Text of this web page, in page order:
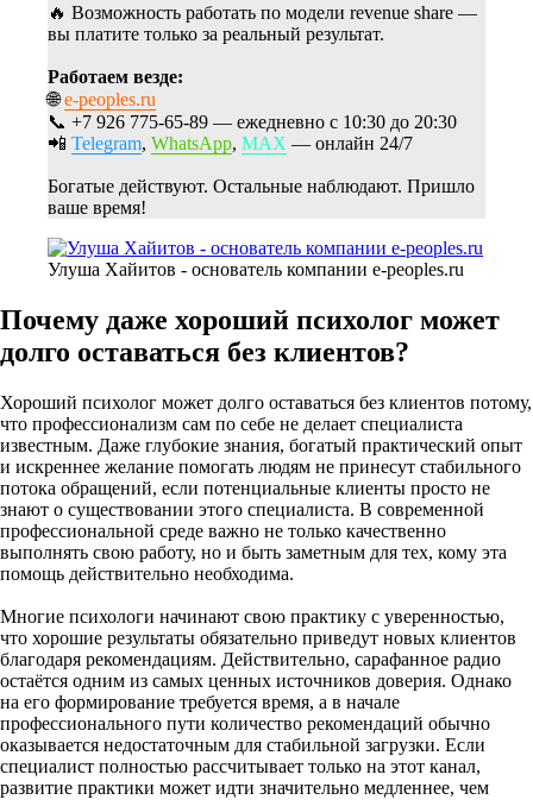
🔥 Возможность работать по модели revenue share —
вы платите только за реальный результат.
Работаем везде:
🌐e-peoples.ru
📞 +7 926 775-65-89 — ежедневно с 10:30 до 20:30
📲 Telegram, WhatsApp, MAX — онлайн 24/7
Богатые действуют. Остальные наблюдают. Пришло
ваше время!
Улуша Хайитов - основатель компании e-peoples.ru
Почему даже хороший психолог может
долго оставаться без клиентов?
Хороший психолог может долго оставаться без клиентов потому,
что профессионализм сам по себе не делает специалиста
известным. Даже глубокие знания, богатый практический опыт
и искреннее желание помогать людям не принесут стабильного
потока обращений, если потенциальные клиенты просто не
знают о существовании этого специалиста. В современной
профессиональной среде важно не только качественно
выполнять свою работу, но и быть заметным для тех, кому эта
помощь действительно необходима.
Многие психологи начинают свою практику с уверенностью,
что хорошие результаты обязательно приведут новых клиентов
благодаря рекомендациям. Действительно, сарафанное радио
остаётся одним из самых ценных источников доверия. Однако
на его формирование требуется время, а в начале
профессионального пути количество рекомендаций обычно
оказывается недостаточным для стабильной загрузки. Если
специалист полностью рассчитывает только на этот канал,
развитие практики может идти значительно медленнее, чем